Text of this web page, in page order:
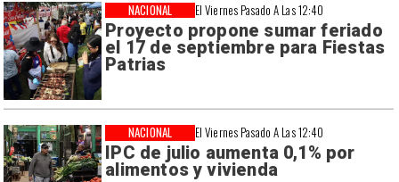
El Viernes Pasado A Las 12:40
Proyecto propone sumar feriado
el 17 de septiembre para Fiestas
Patrias
NACIONAL
El Viernes Pasado A Las 12:40
IPC de julio aumenta 0,1% por
alimentos y vivienda
NACIONAL